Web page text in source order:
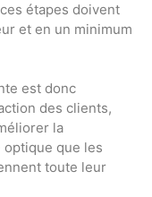
étapes doivent
et en un minimum
est donc
des clients,
la
optique que les
toute leur